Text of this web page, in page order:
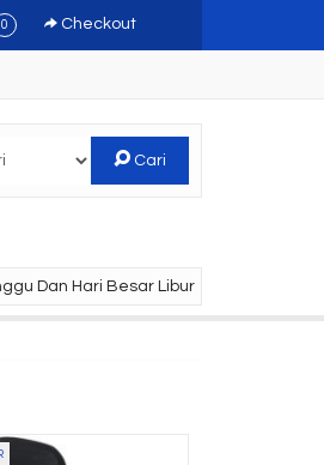
0 Checkout
Cari
Dan Hari Besar Libur